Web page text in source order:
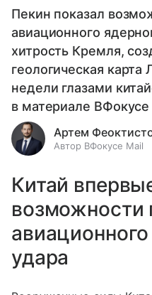
Пекин показал
авиационного
хитрость Кремля,
геологическая
недели глазами
в материале ВФокусе
Артем
Автор ВФокусе Mail
Китай
возможности
удара